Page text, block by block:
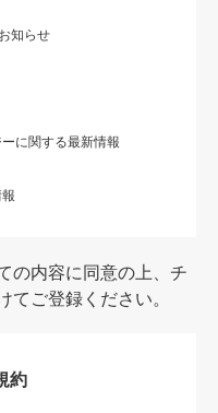
知らせ
に関する最新情報
の内容に同意の上、チ
ご登録ください。
約